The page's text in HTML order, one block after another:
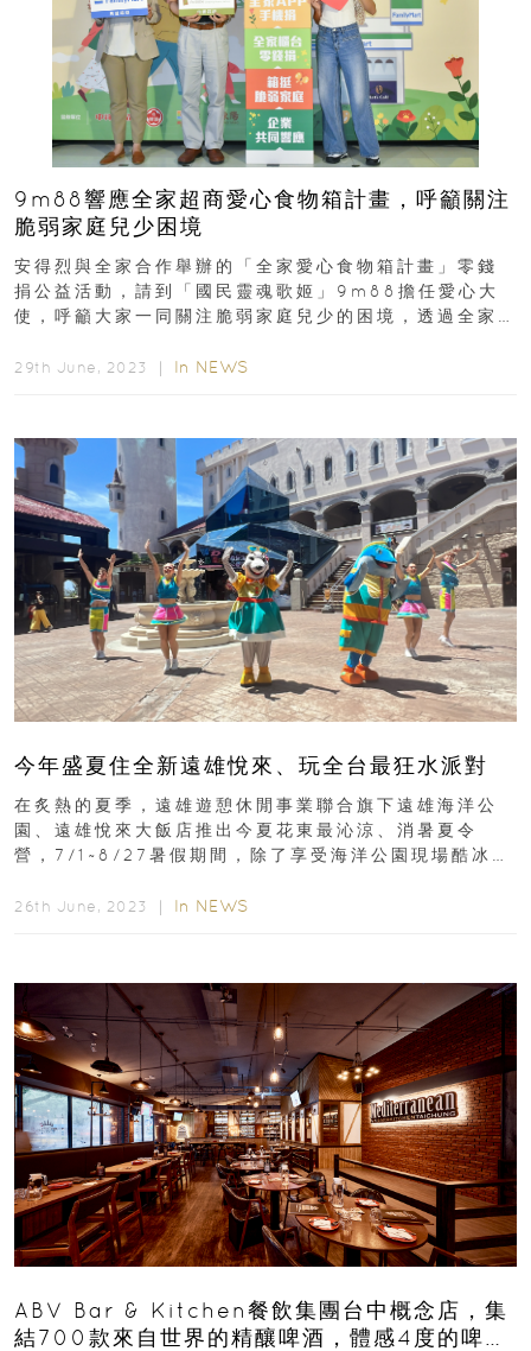
9m88響應全家超商愛心食物箱計畫，呼籲關注
脆弱家庭兒少困境
安得烈與全家合作舉辦的「全家愛心食物箱計畫」零錢
捐公益活動，請到「國民靈魂歌姬」9m88擔任愛心大
使，呼籲大家一同關注脆弱家庭兒少的困境，透過全家
29th June, 2023 ｜ In NEWS
今年盛夏住全新遠雄悅來、玩全台最狂水派對
在炙熱的夏季，遠雄遊憩休閒事業聯合旗下遠雄海洋公
園、遠雄悅來大飯店推出今夏花東最沁涼、消暑夏令
營，7/1~8/27暑假期間，除了享受海洋公園現場酷冰涼
26th June, 2023 ｜ In NEWS
ABV Bar & Kitchen餐飲集團台中概念店，集
結700款來自世界的精釀啤酒，體感4度的啤酒